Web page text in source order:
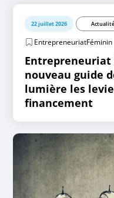
22 juillet 2026
EntrepreneuriatFéminin
nouveau guide
lumière les
financement